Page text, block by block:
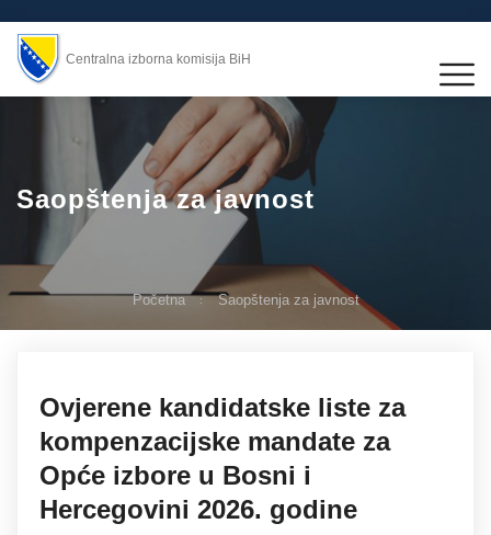
Centralna izborna komisija BiH
Saopštenja za javnost
Početna Saopštenja za javnost
Ovjerene kandidatske liste za
kompenzacijske mandate za
Opće izbore u Bosni i
Hercegovini 2026. godine